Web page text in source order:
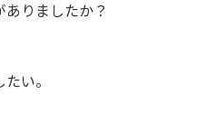
りましたか？
い。